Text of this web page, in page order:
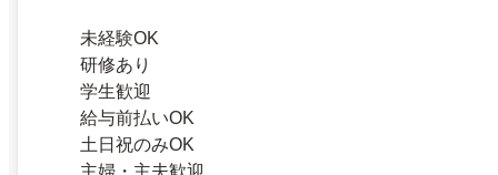
未経験OK
研修あり
学生歓迎
給与前払いOK
土日祝のみOK